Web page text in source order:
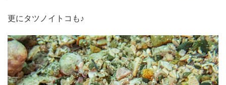
更にタツノイトコも♪